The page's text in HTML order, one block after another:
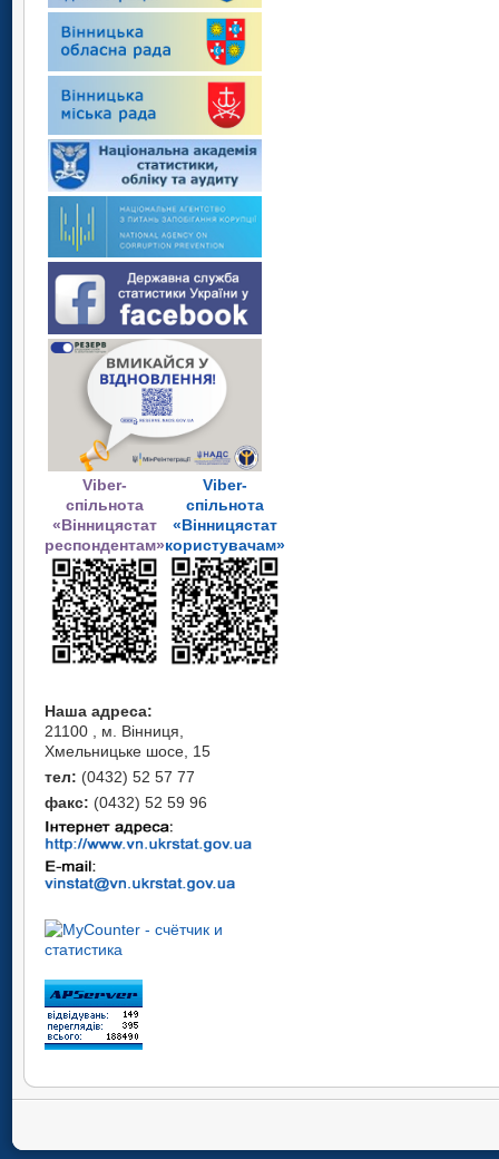
Viber-
спільнота
«Вінницястат
респондентам»
Viber-
спільнота
«Вінницястат
користувачам»
Наша адреса:
21100 , м. Вінниця,
Хмельницьке шосе, 15
тел: (0432) 52 57 77
факс: (0432) 52 59 96